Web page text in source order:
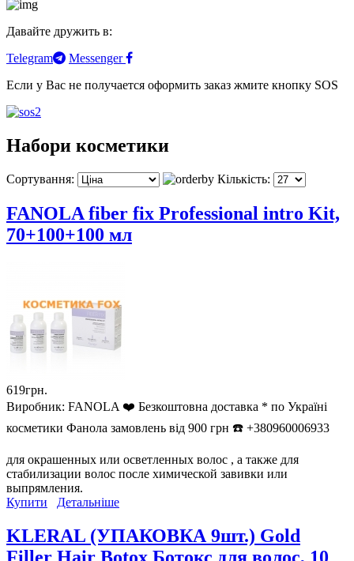
Давайте дружить в:
Telegram
Messenger
Если у Вас не получается оформить заказ жмите кнопку SOS
Набори косметики
Сортування: Кількість:
FANOLA fiber fix Professional intro Kit,
70+100+100 мл
619грн.
Виробник: FANOLA ❤️ Безкоштовна доставка * по Україні
косметики Фанола замовлень від 900 грн ☎️ +380960006933
для окрашенных или осветленных волос , а также для
стабилизации волос после химической завивки или
выпрямления.
Купити
Детальніше
KLERAL (УПАКОВКА 9шт.) Gold
Filler Hair Botox Ботокс для волос, 10